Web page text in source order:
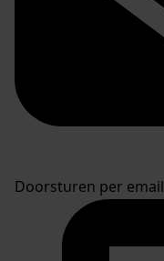
Doorsturen per email